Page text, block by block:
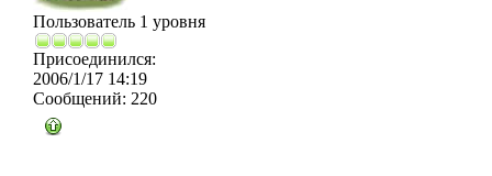
Пользователь 1 уровня
Присоединился:
2006/1/17 14:19
Сообщений: 220